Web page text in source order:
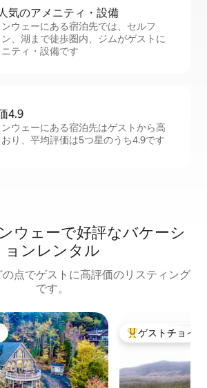
気⁠のア⁠メ⁠ニ⁠テ⁠ィ・設⁠備
ウェーにある宿泊先では、セ⁠ル⁠フ
、湖まで徒歩圏内、ジムがゲストに
ティ・設備です
4.9
ウェーにある宿泊先はゲストから高
り、平均評価は5つ星のうち4.9です
ウェーで好評なバケーシ
ョンレンタル
点でゲストに高評価のリスティング
です。
イスです。 大好評のゲスト
ゲストチョイス